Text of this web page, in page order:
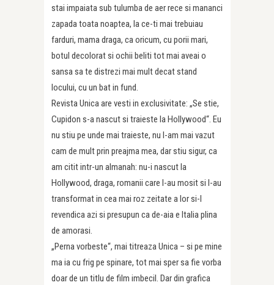
stai impaiata sub tulumba de aer rece si mananci
zapada toata noaptea, la ce-ti mai trebuiau
farduri, mama draga, ca oricum, cu porii mari,
botul decolorat si ochii beliti tot mai aveai o
sansa sa te distrezi mai mult decat stand
locului, cu un bat in fund.
Revista Unica are vesti in exclusivitate: „Se stie,
Cupidon s-a nascut si traieste la Hollywood“. Eu
nu stiu pe unde mai traieste, nu l-am mai vazut
cam de mult prin preajma mea, dar stiu sigur, ca
am citit intr-un almanah: nu-i nascut la
Hollywood, draga, romanii care l-au mosit si l-au
transformat in cea mai roz zeitate a lor si-l
revendica azi si presupun ca de-aia e Italia plina
de amorasi.
„Perna vorbeste“, mai titreaza Unica – si pe mine
ma ia cu frig pe spinare, tot mai sper sa fie vorba
doar de un titlu de film imbecil. Dar din grafica